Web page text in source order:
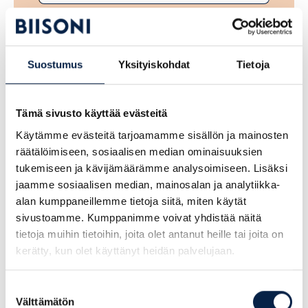
Suostumus Yksityiskohdat Tietoja
Tämä sivusto käyttää evästeitä
Käytämme evästeitä tarjoamamme sisällön ja mainosten
räätälöimiseen, sosiaalisen median ominaisuuksien
tukemiseen ja kävijämäärämme analysoimiseen. Lisäksi
jaamme sosiaalisen median, mainosalan ja analytiikka-
alan kumppaneillemme tietoja siitä, miten käytät
sivustoamme. Kumppanimme voivat yhdistää näitä
tietoja muihin tietoihin, joita olet antanut heille tai joita on
kerätty, kun olet käyttänyt heidän palvelujaan.
valinta
Välttämätön
Sukunimi
Sähköpostiosoite
(Pakollinen)
Vahvista sähköpostiosoite
Puhelinnumerosi